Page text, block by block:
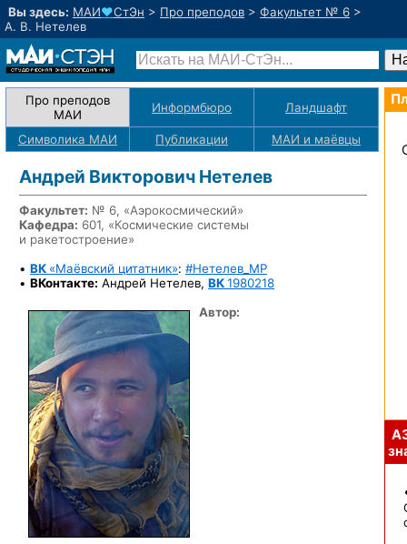
Вы здесь: МАИ♥СтЭн > Про преподов > Факультет № 6 >
А. В. Нетелев
Про преподов
МАИ
Информбюро Ландшафт
Символика МАИ Публикации МАИ и маёвцы
Андрей Викторович Нетелев
Факультет: № 6, «Аэрокосмический»
Кафедра: 601, «Космические системы
и ракетостроение»
• ВК «Маёвский цитатник»: #Нетелев_MP
• ВКонтакте: Андрей Нетелев, ВК1980218
Автор: